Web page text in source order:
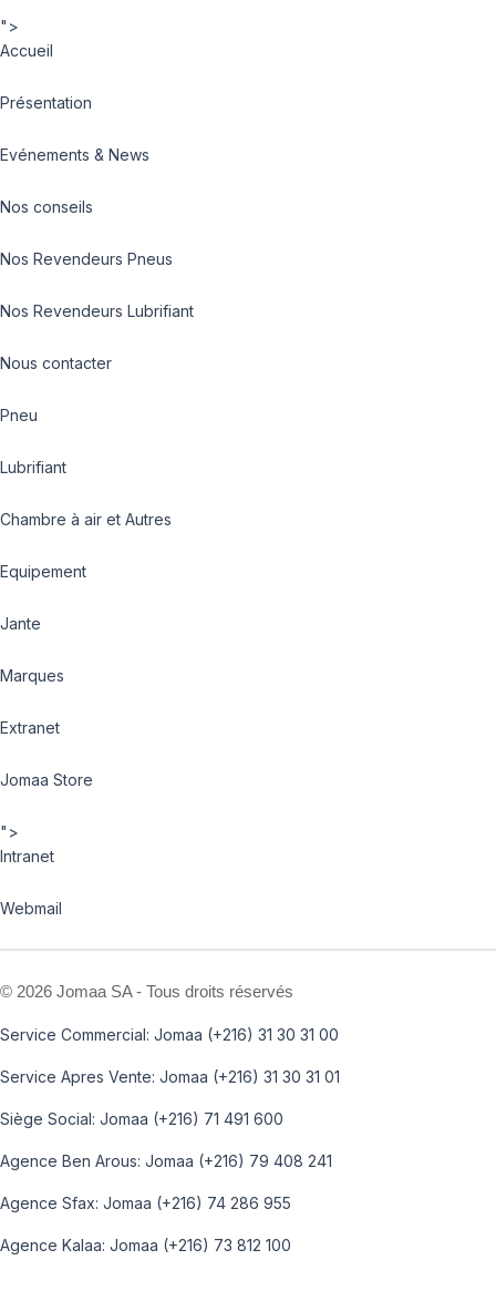
">
Accueil
Présentation
Evénements & News
Nos conseils
Nos Revendeurs Pneus
Nos Revendeurs Lubrifiant
Nous contacter
Pneu
Lubrifiant
Chambre à air et Autres
Equipement
Jante
Marques
Extranet
Jomaa Store
">
Intranet
Webmail
© 2026 Jomaa SA - Tous droits réservés
Service Commercial: Jomaa (+216) 31 30 31 00
Service Apres Vente: Jomaa (+216) 31 30 31 01
Siège Social: Jomaa (+216) 71 491 600
Agence Ben Arous: Jomaa (+216) 79 408 241
Agence Sfax: Jomaa (+216) 74 286 955
Agence Kalaa: Jomaa (+216) 73 812 100